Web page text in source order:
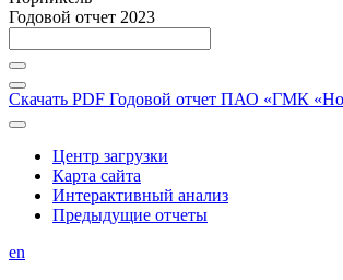
Годовой отчет 2023
Скачать PDF Годовой отчет ПАО «ГМК
Центр загрузки
Карта сайта
Интерактивный анализ
Предыдущие отчеты
en